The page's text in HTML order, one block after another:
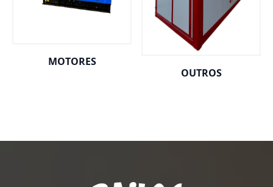
MOTORES
OUTROS